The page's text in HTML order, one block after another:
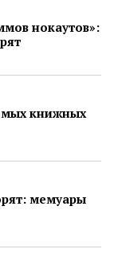
нокаутов»:
книжных
мемуары